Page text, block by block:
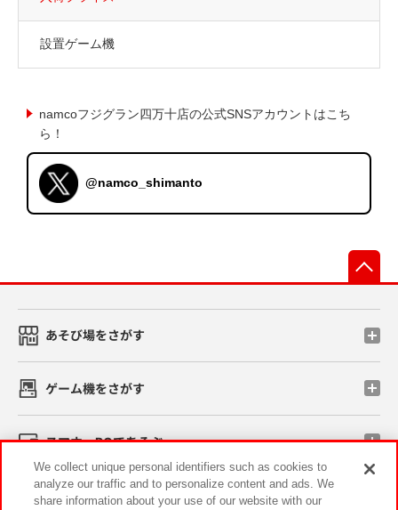
設置ゲーム機
namcoフジグラン四万十店の公式SNSアカウントはこち
ら！
@namco_shimanto
あそび場をさがす
ゲーム機をさがす
スマホ・PCであそぶ
イベント・キャンペーン
We collect unique personal identifiers such as cookies to
analyze our traffic and to personalize content and ads. We
share information about your use of our website with our